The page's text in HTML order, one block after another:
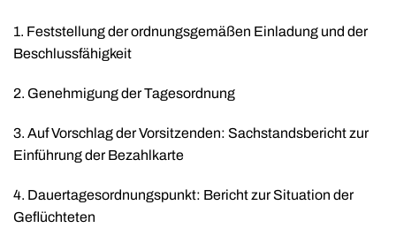
1. Feststellung der ordnungsgemäßen Einladung und der
Beschlussfähigkeit
2. Genehmigung der Tagesordnung
3. Auf Vorschlag der Vorsitzenden: Sachstandsbericht zur
Einführung der Bezahlkarte
4. Dauertagesordnungspunkt: Bericht zur Situation der
Geflüchteten